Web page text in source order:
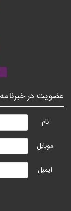
عضویت در خبرنامه
نام
موبایل
ایمیل